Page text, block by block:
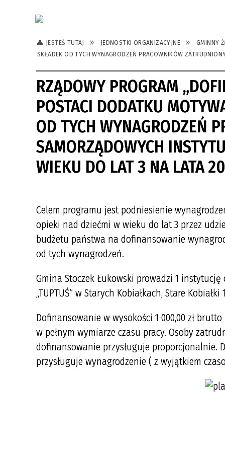
JESTEŚ TUTAJ JEDNOSTKI ORGANIZACYJNE
GMINNY
SKŁADEK OD TYCH WYNAGRODZEŃ PRACOWNIKÓW
RZĄDOWY PROGRAM
POSTACI DODATKU
OD TYCH WYNAGRODZEŃ
SAMORZĄDOWYCH
WIEKU DO LAT 3 NA LATA
Celem programu jest podniesienie
opieki nad dziećmi w wieku do lat 3 przez
budżetu państwa na dofinansowanie
od tych wynagrodzeń.
Gmina Stoczek Łukowski prowadzi 1
„TUPTUŚ” w Starych Kobiałkach, Stare
Dofinansowanie w wysokości 1 000,00 zł
w pełnym wymiarze czasu pracy. Osoby
dofinansowanie przysługuje proporcjonalnie.
przysługuje wynagrodzenie ( z wyjątkiem